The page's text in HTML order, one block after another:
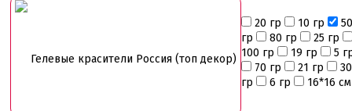
Гелевые красители Россия (топ декор)
20 гр 10 гр
50
гр
80 гр
25 гр
100 гр
19 гр
5
70 гр
21 гр
30
гр
6 гр 16*16 см